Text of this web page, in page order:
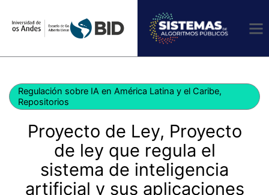
Regulación sobre IA en América Latina y el Caribe,
Repositorios
Proyecto de Ley, Proyecto
de ley que regula el
sistema de inteligencia
artificial y sus aplicaciones